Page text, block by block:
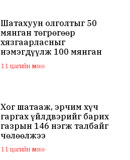
Шатахуун олголтыг 50
мянган төгрөгөөр
хязгаарласныг
нэмэгдүүлж 100 мянган
төгрөгт хүргэхээр судалж
байна
11 цагийн өмнө
Хог шатааж, эрчим хүч
гаргах үйлдвэрийг барих
газрын 146 нэгж талбайг
чөлөөлжээ
11 цагийн өмнө